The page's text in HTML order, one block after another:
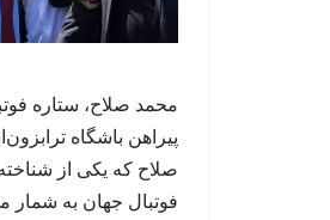
محمد صلاح، ستاره
پیراهن باشگاه
صلاح که یکی از
فوتبال جهان به شمار